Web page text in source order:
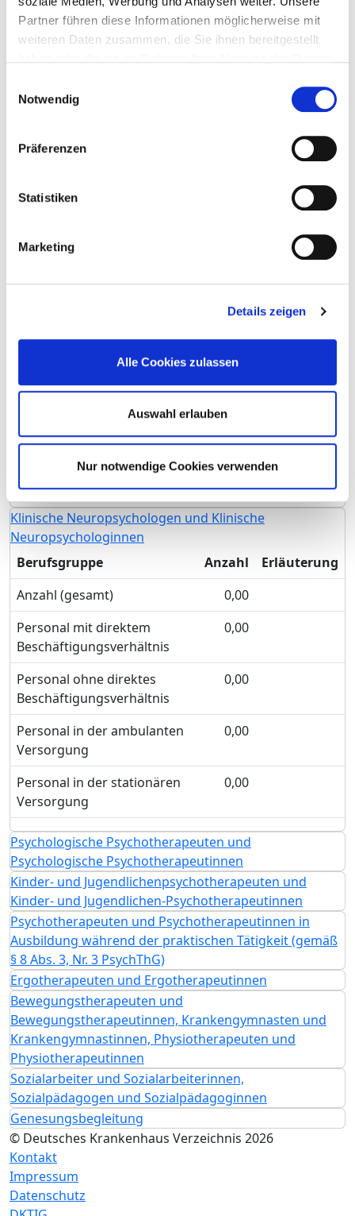
Partner führen diese Informationen möglicherweise mit
weiteren Daten zusammen, die Sie ihnen bereitgestellt
Notwendig
Präferenzen
Statistiken
Marketing
Details zeigen
Alle Cookies zulassen
Auswahl erlauben
Nur notwendige Cookies verwenden
Diabetesberaterin
Medizinisch-technischer Laboratoriumsassistent und
Medizinisch-technischer Radiologieassistent und
Ausgewähltes therapeutisches
Diplom-Psychologen und Diplom-Psychologinnen
Berufsgruppe
Erläuterung
0,00
Personal ohne direktes
Personal in der ambulanten
Personal in der stationären
Versorgung
Klinische Neuropsychologen und Klinische
Neuropsychologinnen
Berufsgruppe
Anzahl
Erläuterung
Anzahl (gesamt)
0,00
Personal mit direktem
Beschäftigungsverhältnis
0,00
Personal ohne direktes
Beschäftigungsverhältnis
0,00
Personal in der ambulanten
Versorgung
0,00
Personal in der stationären
Versorgung
0,00
Psychologische Psychotherapeuten und
Psychologische Psychotherapeutinnen
Kinder- und Jugendlichenpsychotherapeuten und
Kinder- und Jugendlichen-Psychotherapeutinnen
Psychotherapeuten und Psychotherapeutinnen in
Ausbildung während der praktischen Tätigkeit (gemäß
§ 8 Abs. 3, Nr. 3 PsychThG)
Ergotherapeuten und Ergotherapeutinnen
Bewegungstherapeuten und
Bewegungstherapeutinnen, Krankengymnasten und
Krankengymnastinnen, Physiotherapeuten und
Physiotherapeutinnen
Sozialarbeiter und Sozialarbeiterinnen,
Sozialpädagogen und Sozialpädagoginnen
Genesungsbegleitung
© Deutsches Krankenhaus Verzeichnis 2026
Kontakt
Impressum
Datenschutz